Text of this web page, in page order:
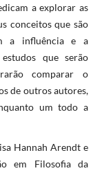
a explorar as
conceitos que são
a influência e a
que serão
comparar o
de outros autores,
um todo a
Hannah Arendt e
em Filosofia da